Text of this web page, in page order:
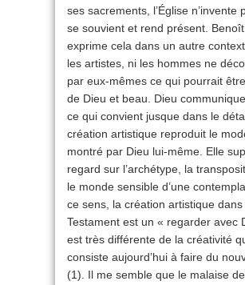
ses sacrements, l’Église n’invente
se souvient et rend présent. Benoît
exprime cela dans un autre
les artistes, ni les hommes ne
par eux-mêmes ce qui pourrait
de Dieu et beau. Dieu
ce qui convient jusque dans le
création artistique reproduit le
montré par Dieu lui-même. Elle
regard sur l’archétype, la
le monde sensible d’une
ce sens, la création artistique dans
Testament est un « regarder avec
est très différente de la créativité
consiste aujourd’hui à faire du
(1). Il me semble que le malaise